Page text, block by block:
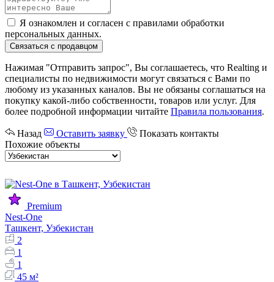
Я ознакомлен и согласен с правилами обработки
персональных данных.
Связаться с продавцом
Нажимая "Отправить запрос", Вы соглашаетесь, что Realting и
специалисты по недвижимости могут связаться с Вами по
любому из указанных каналов. Вы не обязаны соглашаться на
покупку какой-либо собственности, товаров или услуг. Для
более подробной информации читайте Правила пользования.
Назад Оставить заявку
Показать контакты
Похожие объекты
Premium
Nest-One
Ташкент, Узбекистан
2
1
1
45 м²